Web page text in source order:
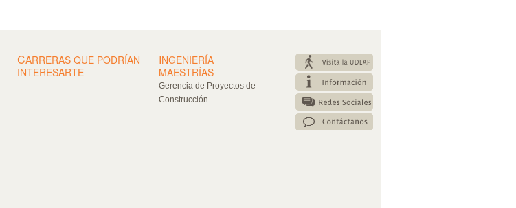
CARRERAS QUE PODRÍAN
INTERESARTE
INGENIERÍA
MAESTRÍAS
Gerencia de Proyectos de
Construcción